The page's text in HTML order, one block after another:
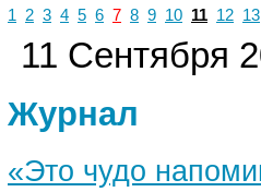
1
2 3 4 5 6 7 8 9 10 11 12 13
11 Сентября
Журнал
«Это чудо